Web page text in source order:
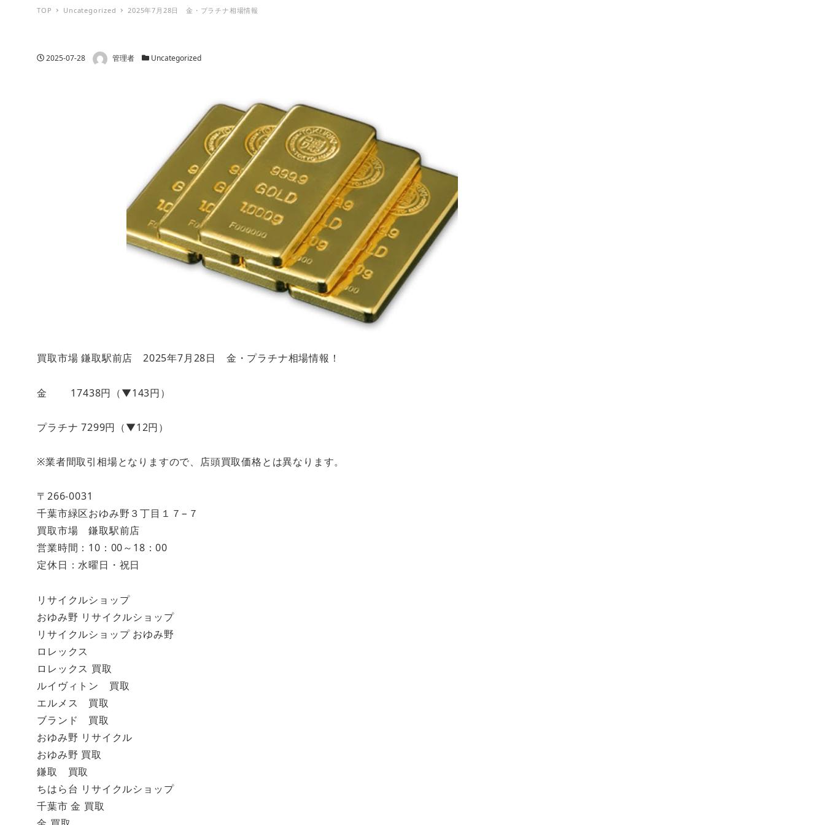
TOP Uncategorized 2025年7月28日 金・プラチナ相場情報
投稿日
2025-07-28 著者 管理者 カテゴリー
Uncategorized
買取市場 鎌取駅前店 2025年7月28日 金・プラチナ相場情報！
金 17438円（▼143円）
プラチナ 7299円（▼12円）
※業者間取引相場となりますので、店頭買取価格とは異なります。
〒266-0031
千葉市緑区おゆみ野３丁目１７−７
買取市場 鎌取駅前店
営業時間：10：00～18：00
定休日：水曜日・祝日
リサイクルショップ
おゆみ野 リサイクルショップ
リサイクルショップ おゆみ野
ロレックス
ロレックス 買取
ルイヴィトン 買取
エルメス 買取
ブランド 買取
おゆみ野 リサイクル
おゆみ野 買取
鎌取 買取
ちはら台 リサイクルショップ
千葉市 金 買取